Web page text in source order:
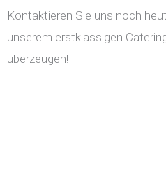
Kontaktieren Sie uns noch
unserem erstklassigen
überzeugen!